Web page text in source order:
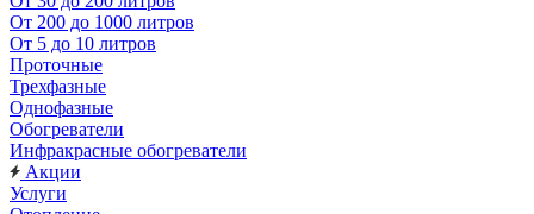
От 200 до 1000 литров
От 5 до 10 литров
Проточные
Трехфазные
Однофазные
Обогреватели
Инфракрасные обогреватели
Акции
Услуги